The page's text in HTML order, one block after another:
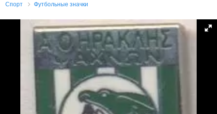
Спорт Футбольные значки